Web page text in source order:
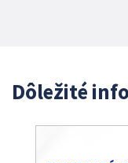
Dôležité